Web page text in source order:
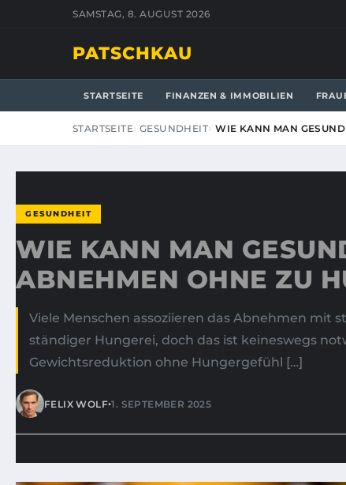
SAMSTAG, 8. AUGUST 2026
PATSCHKAU
STARTSEITE FINANZEN & IMMOBILIEN
STARTSEITE GESUNDHEIT WIE KANN MAN
GESUNDHEIT
WIE KANN MAN
ABNEHMEN OHNE ZU
Viele Menschen assoziieren das Abnehmen mit
ständiger Hungerei, doch das ist keineswegs
Gewichtsreduktion ohne Hungergefühl […]
FELIX WOLF•1. SEPTEMBER 2025